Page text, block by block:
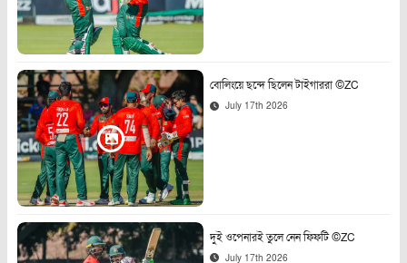
বোলিংয়ে ছন্দে ছিলেন টাইগাররা ©ZC
July 17th 2026
দুই ওপেনারই তুলে নেন ফিফটি ©ZC
July 17th 2026